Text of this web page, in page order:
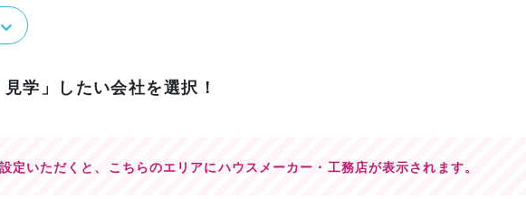
学」したい会社を選択！
定いただくと、 こちらのエリアにハウスメーカー・工務店が表示されます。